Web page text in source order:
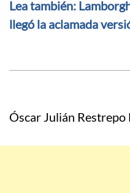
Lea también:
llegó la aclamada
Óscar Julián